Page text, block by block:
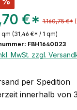
€* 1.160,75 €*
qm (31,46 €* / 1 qm)
FBH1640023
MwSt. zzgl.
per Spedition
innerhalb von